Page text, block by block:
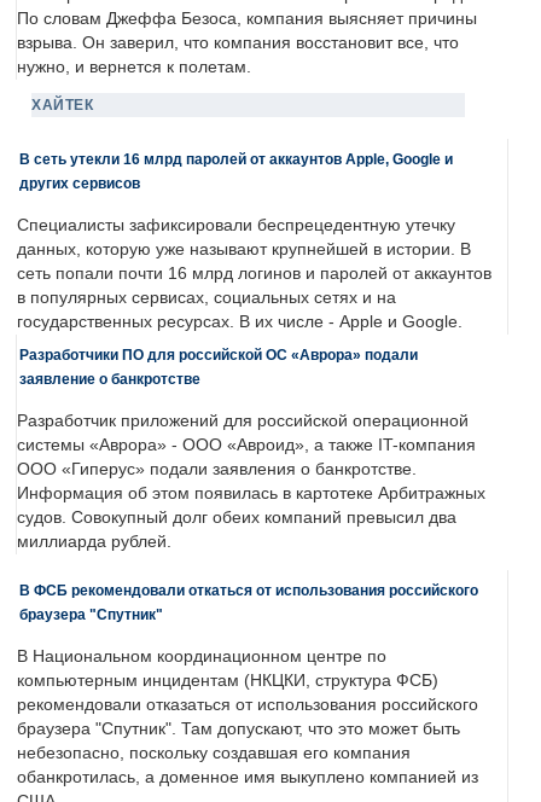
По словам Джеффа Безоса, компания выясняет причины
взрыва. Он заверил, что компания восстановит все, что
нужно, и вернется к полетам.
ХАЙТЕК
В сеть утекли 16 млрд паролей от аккаунтов Apple, Google и
других сервисов
Специалисты зафиксировали беспрецедентную утечку
данных, которую уже называют крупнейшей в истории. В
сеть попали почти 16 млрд логинов и паролей от аккаунтов
в популярных сервисах, социальных сетях и на
государственных ресурсах. В их числе - Apple и Google.
Разработчики ПО для российской ОС «Аврора» подали
заявление о банкротстве
Разработчик приложений для российской операционной
системы «Аврора» - ООО «Авроид», а также IT-компания
ООО «Гиперус» подали заявления о банкротстве.
Информация об этом появилась в картотеке Арбитражных
судов. Совокупный долг обеих компаний превысил два
миллиарда рублей.
В ФСБ рекомендовали откаться от использования российского
браузера "Спутник"
В Национальном координационном центре по
компьютерным инцидентам (НКЦКИ, структура ФСБ)
рекомендовали отказаться от использования российского
браузера "Спутник". Там допускают, что это может быть
небезопасно, поскольку создавшая его компания
обанкротилась, а доменное имя выкуплено компанией из